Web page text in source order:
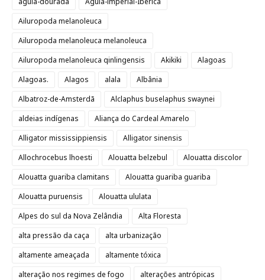
Ailuropoda melanoleuca
Ailuropoda melanoleuca melanoleuca
Ailuropoda melanoleuca qinlingensis
Akikiki
Alagoas
Alagoas.
Alagos alala
Albânia
Albatroz-de-Amsterdã
Alclaphus buselaphus swaynei
aldeias indígenas
Aliança do Cardeal Amarelo
Alligator mississippiensis
Alligator sinensis
Allochrocebus lhoesti
Alouatta belzebul
Alouatta discolor
Alouatta guariba clamitans
Alouatta guariba guariba
Alouatta puruensis
Alouatta ululata
Alpes do sul da Nova Zelândia
Alta Floresta
alta pressão da caça
alta urbanização
altamente ameaçada
altamente tóxica
alteração nos regimes de fogo
alterações antrópicas